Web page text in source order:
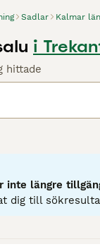
Sadlar Kalmar län
i
hittade
inte längre
dig till